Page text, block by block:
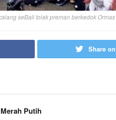
seBali tolak preman berkedok Ormas
Share
Putih